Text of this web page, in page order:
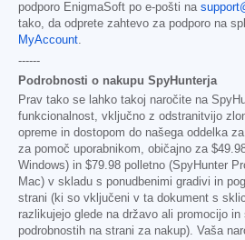
podporo EnigmaSoft po e-pošti na
tako, da odprete zahtevo za podporo na
MyAccount.
------
Podrobnosti o nakupu SpyHunterja
Prav tako se lahko takoj naročite na
funkcionalnost, vključno z odstranitvijo
opreme in dostopom do našega oddelka
za pomoč uporabnikom, običajno za
Windows) in $79.98 polletno (SpyHunter
Mac) v skladu s ponudbenimi gradivi in
strani (ki so vključeni v ta dokument s
razlikujejo glede na državo ali promocijo in
podrobnostih na strani za nakup). Vaša